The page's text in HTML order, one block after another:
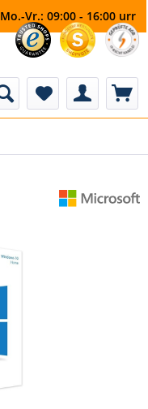
Mo.-Vr.: 09:00 - 16:00 urr